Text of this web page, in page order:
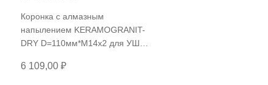
Коронка с алмазным
напылением KERAMOGRANIT-
DRY D=110мм*М14x2 для УШМ
натуральный камень/керамика/
6 109,00 ₽